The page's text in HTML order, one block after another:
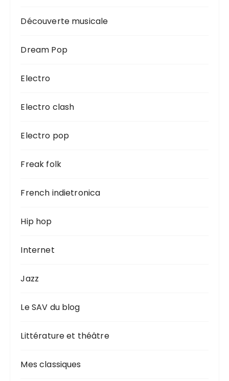
Découverte musicale
Dream Pop
Electro
Electro clash
Electro pop
Freak folk
French indietronica
Hip hop
Internet
Jazz
Le SAV du blog
Littérature et théâtre
Mes classiques